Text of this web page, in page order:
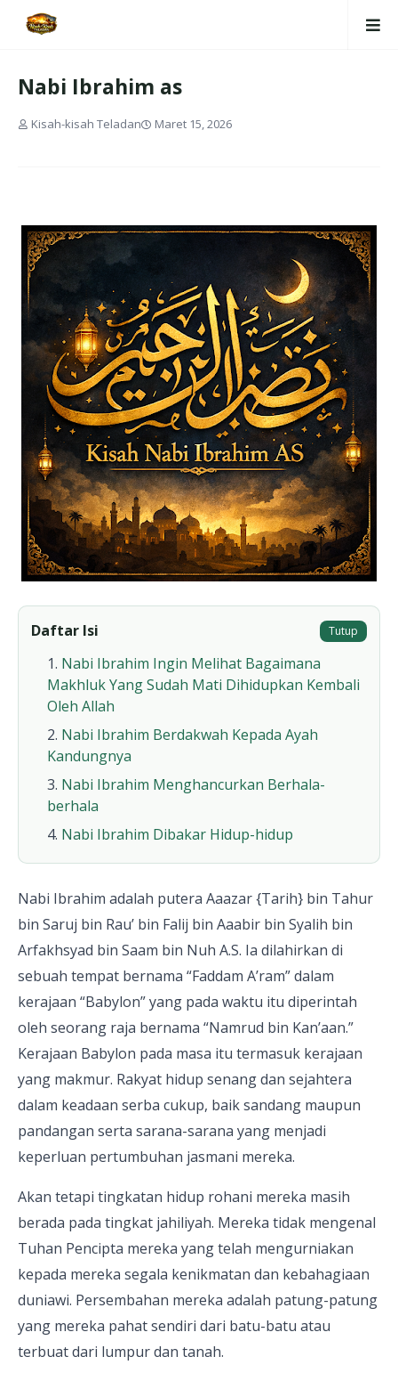
Nabi Ibrahim as
Kisah-kisah Teladan Maret 15, 2026
Daftar Isi Tutup
Nabi Ibrahim Ingin Melihat Bagaimana
Makhluk Yang Sudah Mati Dihidupkan Kembali
Oleh Allah
Nabi Ibrahim Berdakwah Kepada Ayah
Kandungnya
Nabi Ibrahim Menghancurkan Berhala-
berhala
Nabi Ibrahim Dibakar Hidup-hidup
Nabi Ibrahim adalah putera Aaazar {Tarih} bin Tahur
bin Saruj bin Rau’ bin Falij bin Aaabir bin Syalih bin
Arfakhsyad bin Saam bin Nuh A.S. Ia dilahirkan di
sebuah tempat bernama “Faddam A’ram” dalam
kerajaan “Babylon” yang pada waktu itu diperintah
oleh seorang raja bernama “Namrud bin Kan’aan.”
Kerajaan Babylon pada masa itu termasuk kerajaan
yang makmur. Rakyat hidup senang dan sejahtera
dalam keadaan serba cukup, baik sandang maupun
pandangan serta sarana-sarana yang menjadi
keperluan pertumbuhan jasmani mereka.
Akan tetapi tingkatan hidup rohani mereka masih
berada pada tingkat jahiliyah. Mereka tidak mengenal
Tuhan Pencipta mereka yang telah mengurniakan
kepada mereka segala kenikmatan dan kebahagiaan
duniawi. Persembahan mereka adalah patung-patung
yang mereka pahat sendiri dari batu-batu atau
terbuat dari lumpur dan tanah.